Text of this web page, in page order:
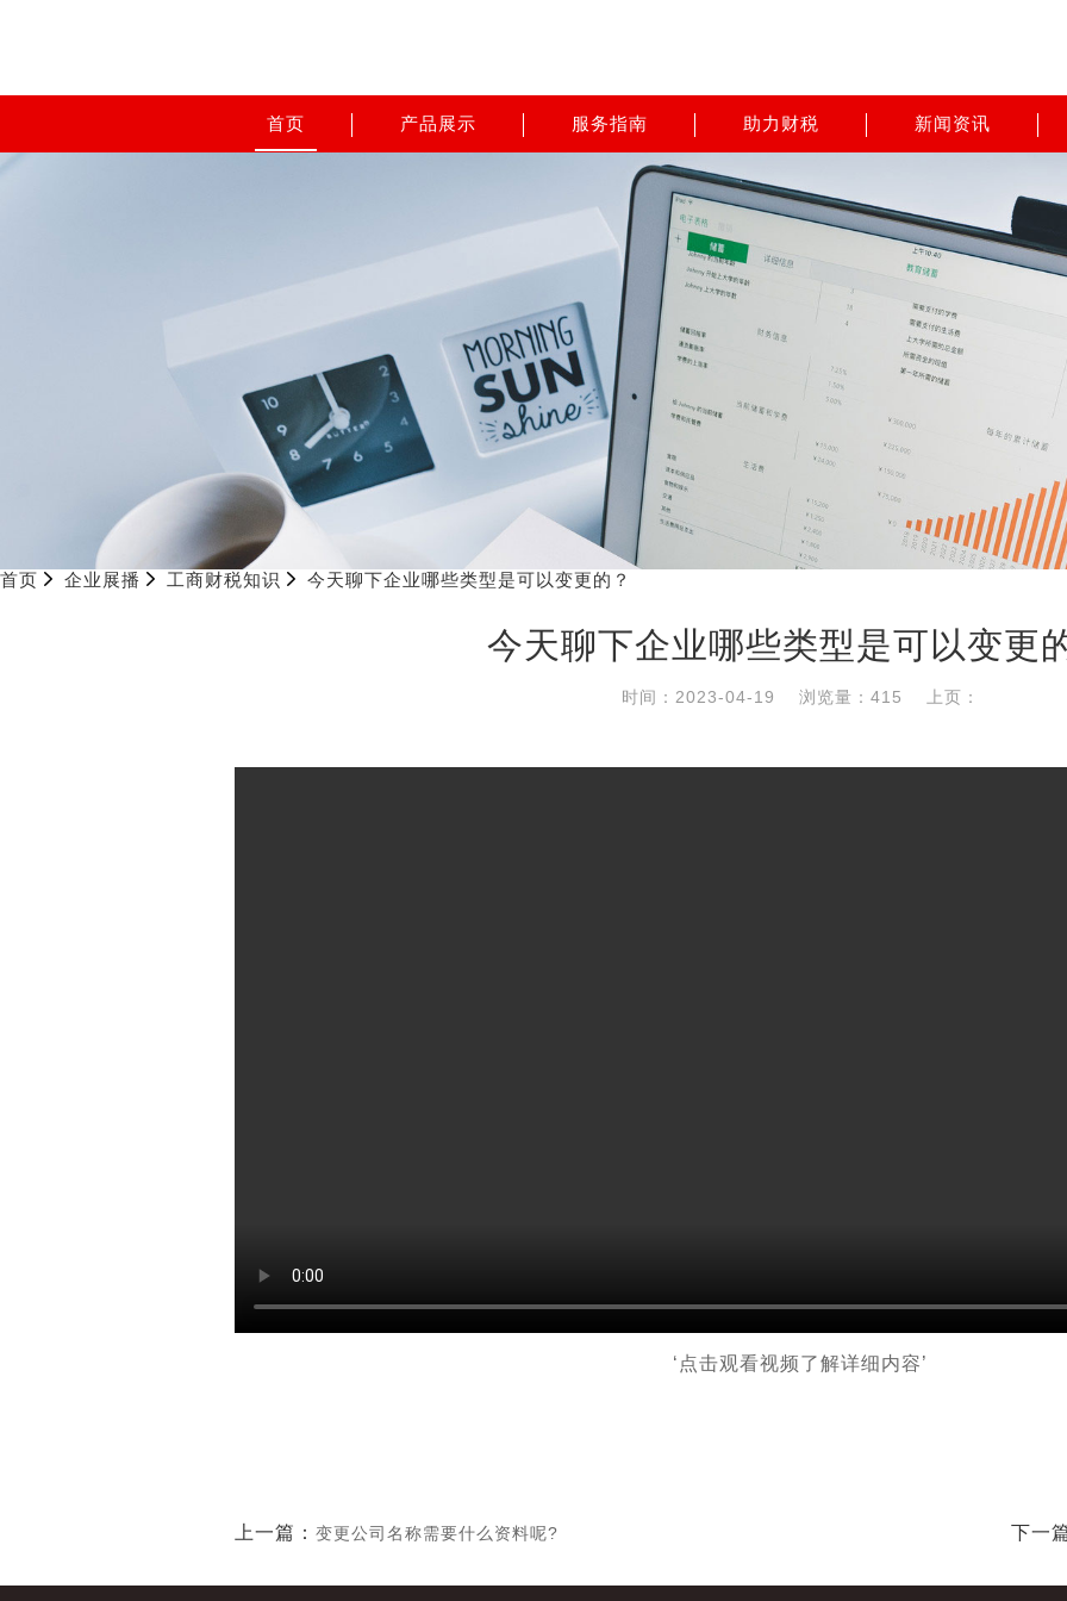
首页 产品展示 服务指南 助力财税 新闻资讯
首页 企业展播 工商财税知识 今天聊下企业哪些类型是可以变更的？
今天聊下企业哪些类型是可以变更
时间：2023-04-19 浏览量：415 上页：
‘点击观看视频了解详细内容’
上一篇： 变更公司名称需要什么资料呢? 下一